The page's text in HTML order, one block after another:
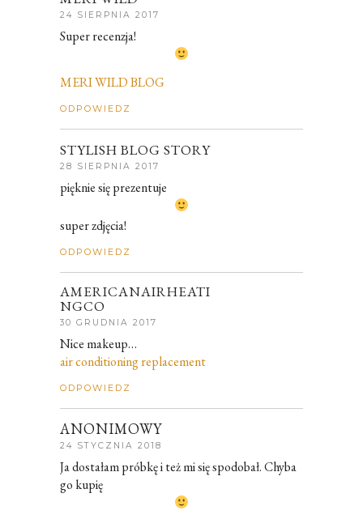
24 SIERPNIA 2017
Super recenzja!
MERI WILD BLOG
ODPOWIEDZ
STYLISH BLOG STORY
28 SIERPNIA 2017
pięknie się prezentuje
super zdjęcia!
ODPOWIEDZ
AMERICANAIRHEATI
NGCO
30 GRUDNIA 2017
Nice makeup…
air conditioning replacement
ODPOWIEDZ
ANONIMOWY
24 STYCZNIA 2018
Ja dostałam próbkę i też mi się spodobał. Chyba
go kupię